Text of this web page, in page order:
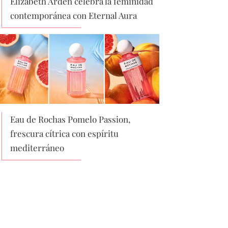
contemporánea con Eternal Aura
Eau de Rochas Pomelo Passion,
frescura cítrica con espíritu
mediterráneo